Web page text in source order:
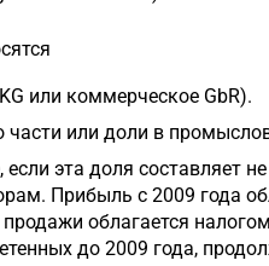
или коммерческое GbR).
или доли в
эта доля составляет
Прибыль с 2009 года
облагается
до 2009 года,